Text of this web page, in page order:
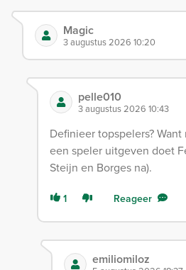
Magic
3 augustus 2026 10:20
pelle010
3 augustus 2026 10:43
Definieer topspelers?
een speler uitgeven doet
Steijn en Borges na).
1 Reageer
emiliomiloz